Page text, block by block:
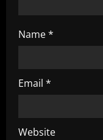
Name*
Email *
Website